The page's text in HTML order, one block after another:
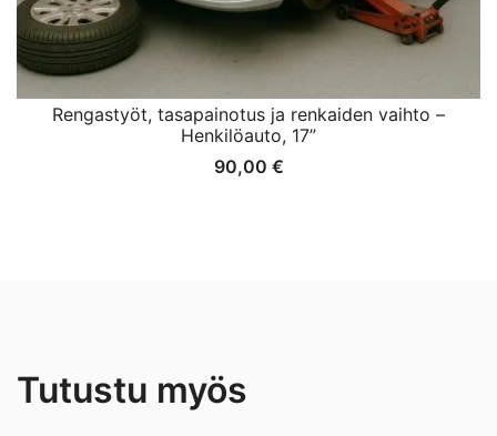
Rengastyöt, tasapainotus ja renkaiden vaihto –
Henkilöauto, 17”
90,00 €
Tutustu myös